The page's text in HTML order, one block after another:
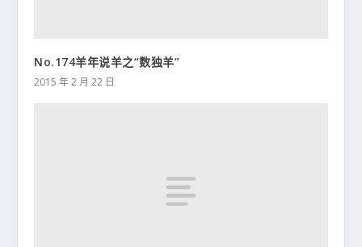
No.174羊年说羊之“数独羊”
2015 年 2 月 22 日